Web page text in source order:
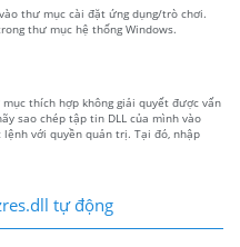
thư mục cài đặt ứng dụng/trò chơi.
thư mục hệ thống Windows.
thích hợp không giải quyết được vấn
sao chép tập tin DLL của mình vào
lệnh với quyền quản trị. Tại đó, nhập
tự động